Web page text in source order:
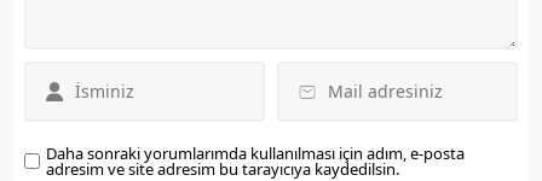
Daha sonraki yorumlarımda kullanılması için adım, e-posta
adresim ve site adresim bu tarayıcıya kaydedilsin.